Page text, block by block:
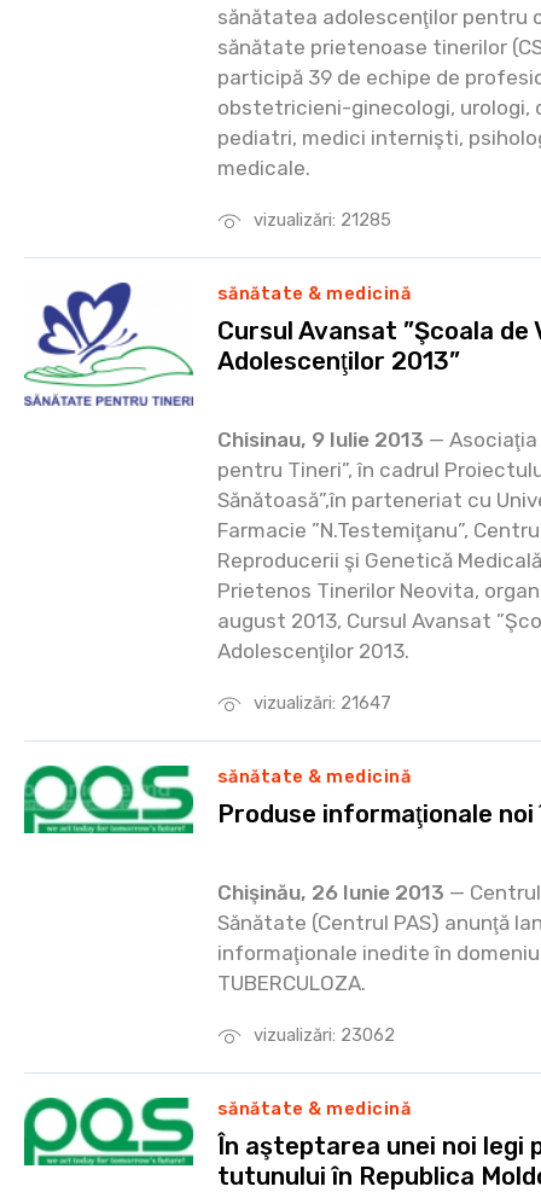
vizualizări: 21285
sănătatea adolescenţilor pentru
sănătate prietenoase tinerilor
participă 39 de echipe de
obstetricieni-ginecologi, urologi,
pediatri, medici internişti,
medicale.
vizualizări: 21647
sănătate & medicină
Cursul Avansat ”Şcoala
Adolescenţilor 2013”
Chisinau, 9 Iulie 2013 —
pentru Tineri”, în cadrul
Sănătoasă”,în parteneriat cu
Farmacie ”N.Testemiţanu”,
Reproducerii şi Genetică
Prietenos Tinerilor Neovita,
august 2013, Cursul Avansat
Adolescenţilor 2013.
vizualizări: 23062
sănătate & medicină
Produse informaţionale
Chişinău, 26 Iunie 2013 —
Sănătate (Centrul PAS) anunţă
informaţionale inedite în
TUBERCULOZA.
sănătate & medicină
În aşteptarea unei noi legi
tutunului în Republica